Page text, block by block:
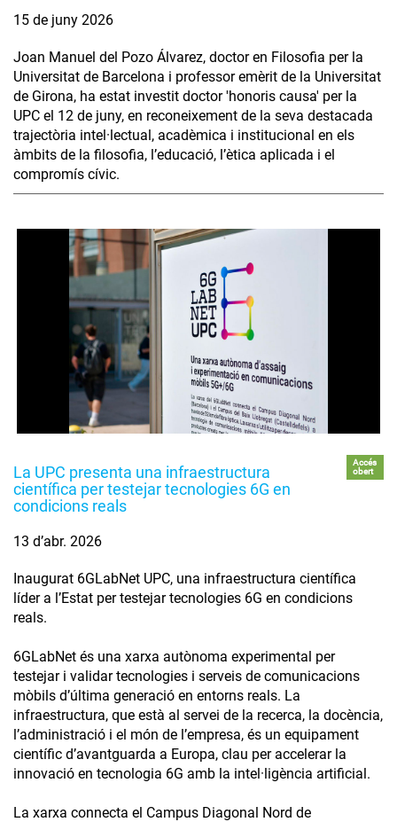
15 de juny 2026
Joan Manuel del Pozo Álvarez, doctor en Filosofia per la
Universitat de Barcelona i professor emèrit de la Universitat
de Girona, ha estat investit doctor 'honoris causa' per la
UPC el 12 de juny, en reconeixement de la seva destacada
trajectòria intel·lectual, acadèmica i institucional en els
àmbits de la filosofia, l’educació, l’ètica aplicada i el
compromís cívic.
La UPC presenta una infraestructura
científica per testejar tecnologies 6G en
condicions reals
Accés
obert
13 d’abr. 2026
Inaugurat 6GLabNet UPC, una infraestructura científica
líder a l’Estat per testejar tecnologies 6G en condicions
reals.
6GLabNet és una xarxa autònoma experimental per
testejar i validar tecnologies i serveis de comunicacions
mòbils d’última generació en entorns reals. La
infraestructura, que està al servei de la recerca, la docència,
l’administració i el món de l’empresa, és un equipament
científic d’avantguarda a Europa, clau per accelerar la
innovació en tecnologia 6G amb la intel·ligència artificial.
La xarxa connecta el Campus Diagonal Nord de